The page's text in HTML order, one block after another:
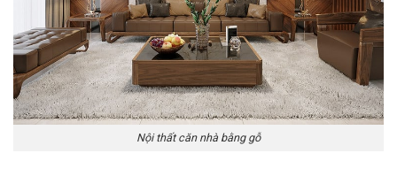
Nội thất căn nhà bằng gỗ